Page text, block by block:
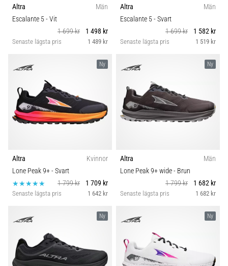
Altra
Män
Escalante 5- Vit
1 699 kr
1 498 kr
Senaste lägsta pris 1 489 kr
Altra
Män
Escalante 5- Svart
1 699 kr
1 582 kr
Senaste lägsta pris 1 519 kr
Ny
Altra
Kvinnor
Lone Peak 9+- Svart
1 799 kr
1 709 kr
Senaste lägsta pris 1 642 kr
Ny
Altra
Män
Lone Peak 9+ wide- Brun
1 799 kr
1 682 kr
Senaste lägsta pris 1 682 kr
Ny Ny